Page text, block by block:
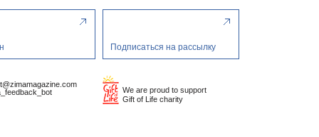
Подписаться на рассылку
We are proud to support
Gift of Life charity